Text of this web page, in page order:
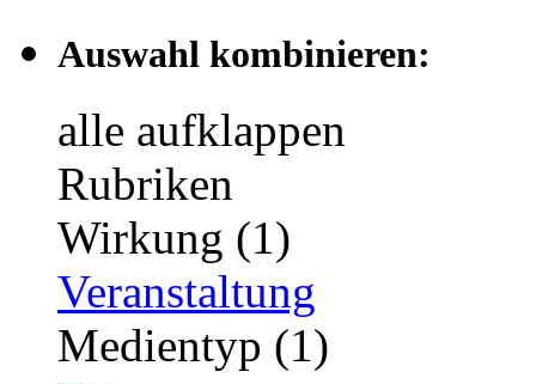
Auswahl kombinieren:
alle aufklappen
Rubriken
Wirkung (1)
Veranstaltung
Medientyp (1)